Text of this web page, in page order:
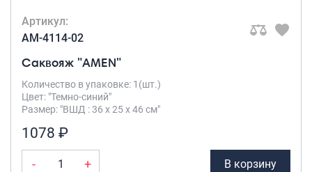
Артикул:
AM-4114-02
Саквояж "AMEN"
Количество в упаковке: 1(шт.)
Цвет: "Темно-синий"
Размер: "ВШД : 36 х 25 х 46 см"
1078 ₽
- + В корзину